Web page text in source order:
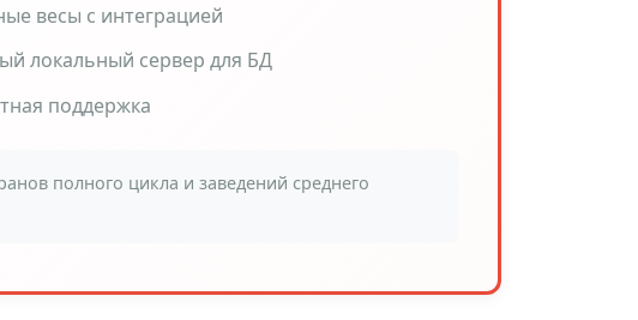
весы с интеграцией
локальный сервер для БД
поддержка
полного цикла и заведений среднего